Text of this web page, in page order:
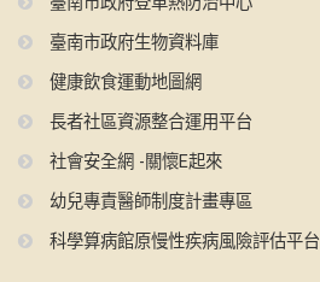
臺南市政府生物資料庫
健康飲食運動地圖網
長者社區資源整合運用平台
社會安全網 -關懷E起來
幼兒專責醫師制度計畫專區
科學算病館原慢性疾病風險評估平台